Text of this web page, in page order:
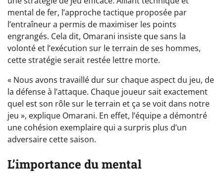
mental de fer, l’approche tactique proposée par
l’entraîneur a permis de maximiser les points
engrangés. Cela dit, Omarani insiste que sans la
volonté et l’exécution sur le terrain de ses hommes,
cette stratégie serait restée lettre morte.
« Nous avons travaillé dur sur chaque aspect du jeu, de
la défense à l’attaque. Chaque joueur sait exactement
quel est son rôle sur le terrain et ça se voit dans notre
jeu », explique Omarani. En effet, l’équipe a démontré
une cohésion exemplaire qui a surpris plus d’un
adversaire cette saison.
L’importance du mental